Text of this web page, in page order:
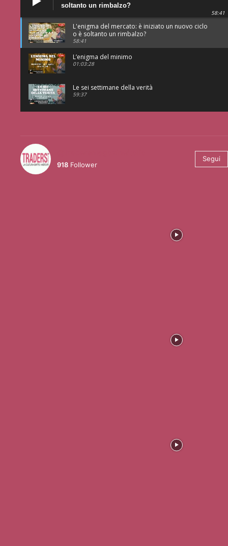
soltanto un rimbalzo?
58:41
L'enigma del mercato: è iniziato un nuovo ciclo
o è soltanto un rimbalzo?
58:41
L’enigma del minimo
01:03:28
Le sei settimane della verità
59:37
918 Follower
Segui